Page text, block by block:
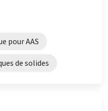
pour AAS
de solides